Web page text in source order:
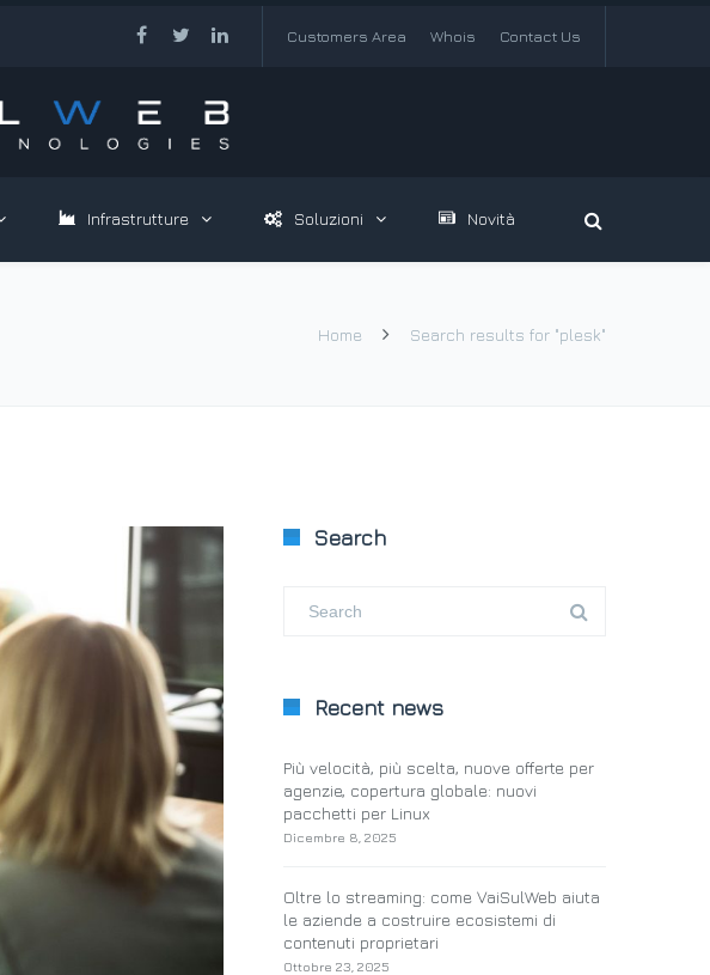
Customers Area Whois Contact Us
Infrastrutture Soluzioni Novità
Home Search results for "plesk"
Search
Recent news
Più velocità, più scelta, nuove offerte per
agenzie, copertura globale: nuovi
pacchetti per Linux
Dicembre 8, 2025
Oltre lo streaming: come VaiSulWeb aiuta
le aziende a costruire ecosistemi di
contenuti proprietari
Ottobre 23, 2025